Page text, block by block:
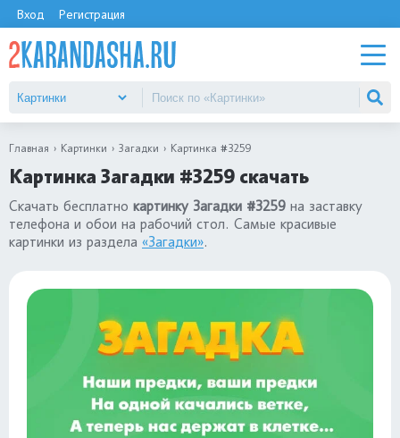
Вход Регистрация
Главная Картинки Загадки Картинка #3259
Картинка Загадки #3259 скачать
Скачать бесплатно картинку Загадки #3259 на заставку
телефона и обои на рабочий стол. Самые красивые
картинки из раздела «Загадки».